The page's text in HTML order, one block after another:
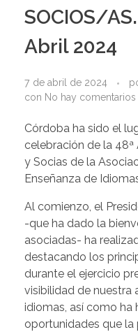
SOCIOS/
Abril 2024
7 de abril de 2024
con No hay comentarios
Córdoba ha sido el
celebración de la
y Socias de la
Enseñanza de
Al comienzo, el
-que ha dado la
asociadas- ha
destacando los
durante el ejercicio
visibilidad de nuestra
idiomas, así como ha
oportunidades que la